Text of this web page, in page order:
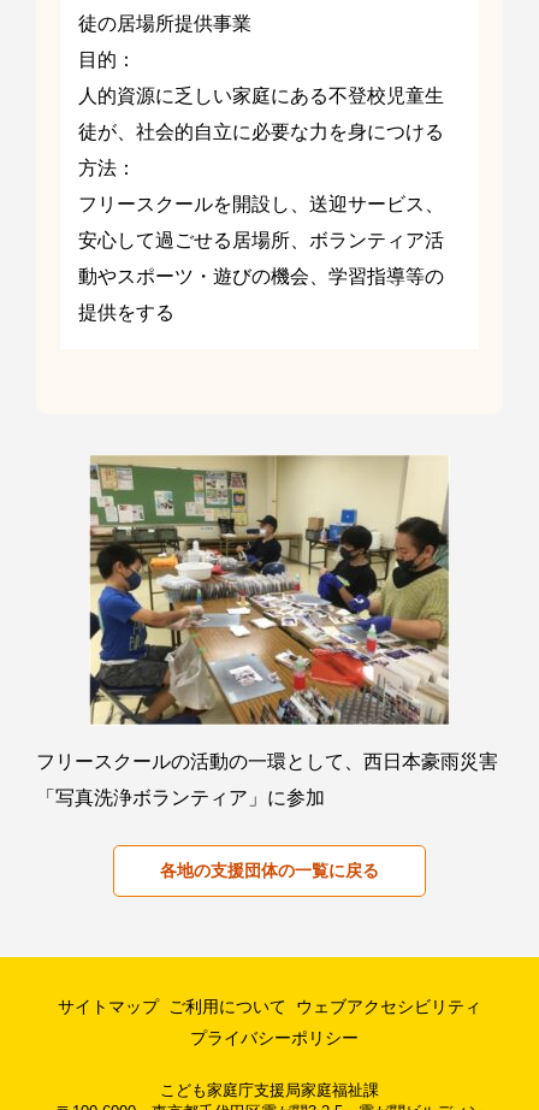
徒の居場所提供事業
目的：
人的資源に乏しい家庭にある不登校児童生
徒が、社会的自立に必要な力を身につける
方法：
フリースクールを開設し、送迎サービス、
安心して過ごせる居場所、ボランティア活
動やスポーツ・遊びの機会、学習指導等の
提供をする
フリースクールの活動の一環として、西日本豪雨災害
「写真洗浄ボランティア」に参加
各地の支援団体の一覧に戻る
サイトマップ ご利用について
ウェブアクセシビリティ
プライバシーポリシー
こども家庭庁支援局家庭福祉課